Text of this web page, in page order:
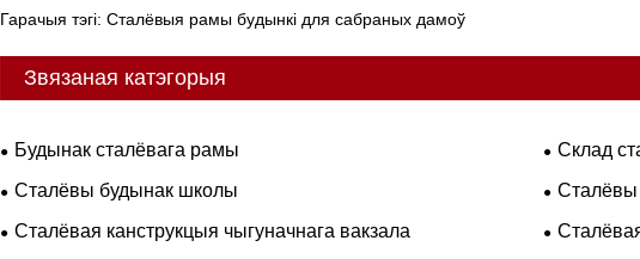
Гарачыя тэгі: Сталёвыя рамы будынкі для сабраных дамоў
Звязаная катэгорыя
Будынак сталёвага рамы
Склад
Сталёвы будынак школы
Сталёвы
Сталёвая канструкцыя чыгуначнага вакзала